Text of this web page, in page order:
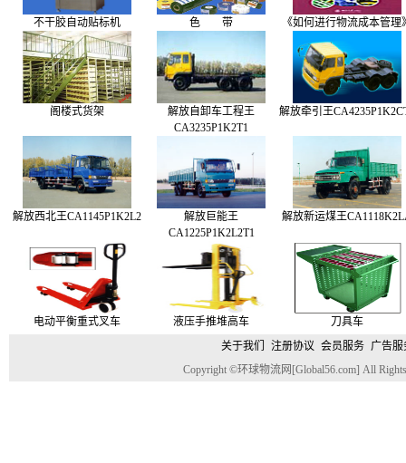
不干胶自动贴标机 色 带 《如何进行物流成本管理
阁楼式货架
解放自卸车工程王
CA3235P1K2T1
解放牵引王
解放西北王CA1145P1K2L2
解放巨能王
CA1225P1K2L2T1
解放新运煤王
电动平衡重式叉车 液压手推堆高车
刀具车
关于我们
注册协议 会员服务 广告服
Copyright ©环球物流网[Global56.com] All